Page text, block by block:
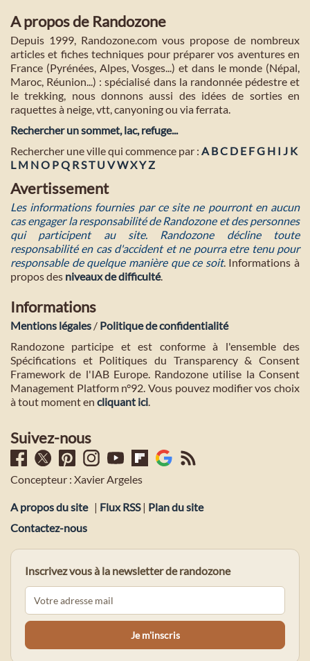
A propos de Randozone
Depuis 1999, Randozone.com vous propose de nombreux
articles et fiches techniques pour préparer vos aventures en
France (Pyrénées, Alpes, Vosges...) et dans le monde (Népal,
Maroc, Réunion...) : spécialisé dans la randonnée pédestre et
le trekking, nous donnons aussi des idées de sorties en
raquettes à neige, vtt, canyoning ou via ferrata.
Rechercher un sommet, lac, refuge...
Rechercher une ville qui commence par : A BC D E FG H I J K
L M NO PQ RST U VWXYZ
Avertissement
Les informations fournies par ce site ne pourront en aucun
cas engager la responsabilité de Randozone et des personnes
qui participent au site. Randozone décline toute
responsabilité en cas d'accident et ne pourra etre tenu pour
responsable de quelque manière que ce soit. Informations à
propos des niveaux de difficulté.
Informations
Mentions légales / Politique de confidentialité
Randozone participe et est conforme à l'ensemble des
Spécifications et Politiques du Transparency & Consent
Framework de l'IAB Europe. Randozone utilise la Consent
Management Platform n°92. Vous pouvez modifier vos choix
à tout moment en cliquant ici.
Suivez-nous
Concepteur : Xavier Argeles
A propos du site | Flux RSS| Plan du site
Contactez-nous
Inscrivez vous à la newsletter de randozone